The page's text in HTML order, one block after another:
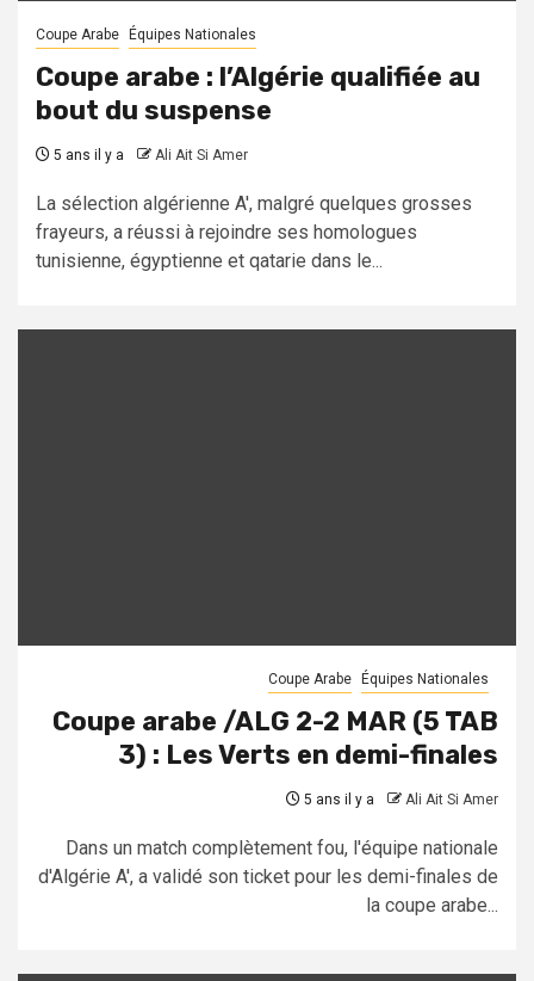
Coupe Arabe Équipes Nationales
Coupe arabe : l’Algérie qualifiée au
bout du suspense
5 ans il y a Ali Ait Si Amer
La sélection algérienne A', malgré quelques grosses
frayeurs, a réussi à rejoindre ses homologues
tunisienne, égyptienne et qatarie dans le...
Coupe Arabe Équipes Nationales
Coupe arabe /ALG 2-2 MAR (5 TAB
3) : Les Verts en demi-finales
5 ans il y a Ali Ait Si Amer
Dans un match complètement fou, l'équipe nationale
d'Algérie A', a validé son ticket pour les demi-finales de
la coupe arabe...